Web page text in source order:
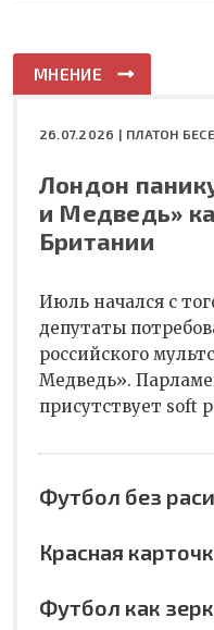
МНЕНИЕ
26.07.2026 | ПЛАТОН
Лондон
и Медведь»
Британии
Июль начался с
депутаты
российского
Медведь».
присутствует soft
Футбол без
Красная
Футбол как